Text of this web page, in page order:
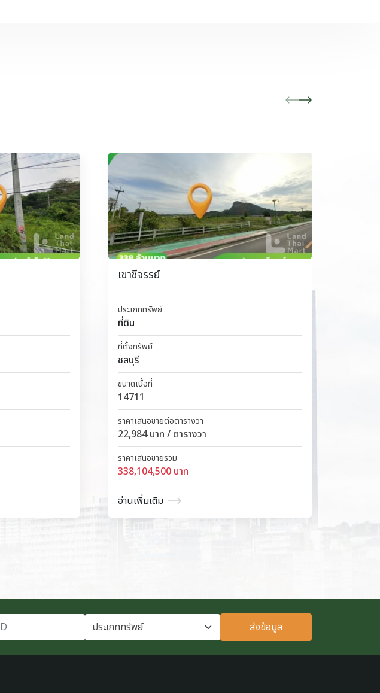
เขาชีจรรย์
ประเภททรัพย์
ที่ดิน
ที่ตั้งทรัพย์
ชลบุรี
ขนาดเนื้อที่
14711
ราคาเสนอขายต่อตารางวา
22,984 บาท / ตารางวา
ราคาเสนอขายรวม
338,104,500 บาท
อ่านเพิ่มเติม
ส่งข้อมูล